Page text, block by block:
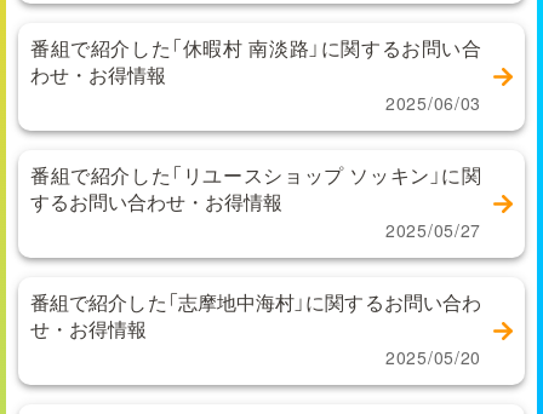
番組で紹介した「休暇村 南淡路」に関するお問い合
わせ・お得情報
2025/06/03
番組で紹介した「リユースショップ ソッキン」に関
するお問い合わせ・お得情報
2025/05/27
番組で紹介した「志摩地中海村」に関するお問い合わ
せ・お得情報
2025/05/20